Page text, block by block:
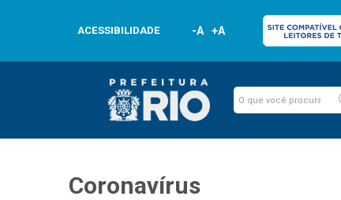
ACESSIBILIDADE -A +A
Coronavírus